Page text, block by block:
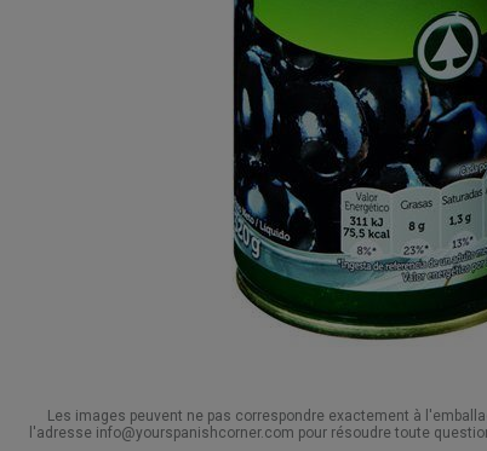
Les images peuvent ne pas correspondre exactement à
l'adresse info@yourspanishcorner.com pour résoudre toute